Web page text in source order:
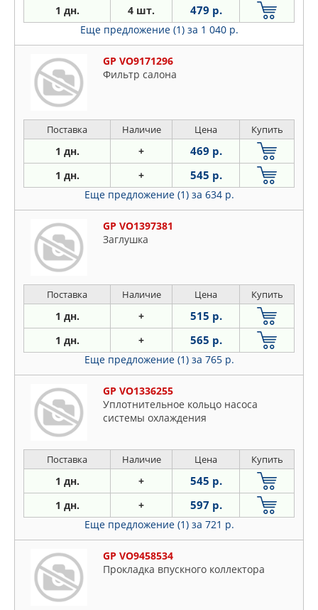
1 дн. 4 шт. 479 р.
Еще предложение (1) за 1 040 р.
GP VO9171296
Фильтр салона
Поставка Наличие Цена Купить
1 дн. + 469 р.
1 дн. + 545 р.
Еще предложение (1) за 634 р.
GP VO1397381
Заглушка
Поставка Наличие Цена Купить
1 дн. + 515 р.
1 дн. + 565 р.
Еще предложение (1) за 765 р.
GP VO1336255
Уплотнительное кольцо насоса
системы охлаждения
Поставка Наличие Цена Купить
1 дн. + 545 р.
1 дн. + 597 р.
Еще предложение (1) за 721 р.
GP VO9458534
Прокладка впускного коллектора